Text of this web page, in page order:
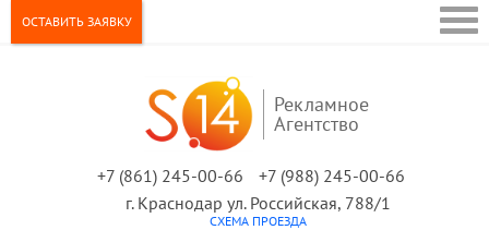
Рекламное
Агентство
ОСТАВИТЬ ЗАЯВКУ
+7 (861) 245-00-66
+7 (988) 245-00-66
г. Краснодар ул. Российская, 788/1
СХЕМА ПРОЕЗДА